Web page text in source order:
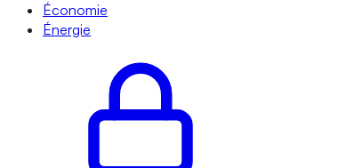
Économie
Énergie